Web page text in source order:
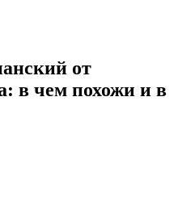
от
в чем похожи и в